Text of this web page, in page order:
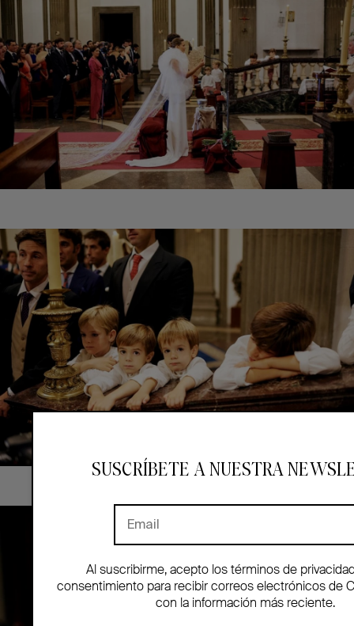
SUSCRÍBETE A NUESTRA
Al suscribirme, acepto los términos de
consentimiento para recibir correos electrónicos de
con la información más reciente.